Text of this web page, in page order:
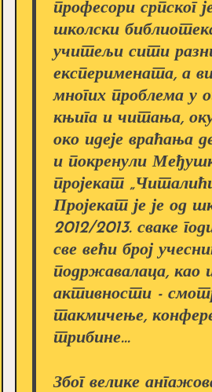
професори српског
школски
учитељи сити
експеримената, а
многих проблема у
књига и читања,
око идеје враћања
и покренули
пројекат
Пројекат је је од
2012/2013. сваке
све већи број
подржавалаца, као
активности -
такмичење,
трибине...
Због велике